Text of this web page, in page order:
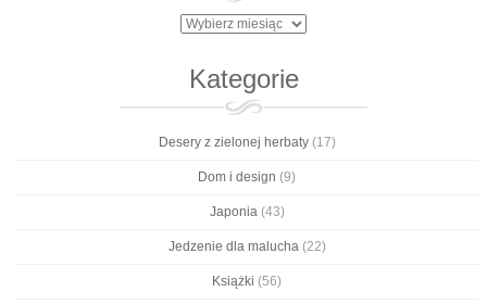
Archiwa
Kategorie
Desery z zielonej herbaty(17)
Dom i design (9)
Japonia(43)
Jedzenie dla malucha(22)
Książki (56)